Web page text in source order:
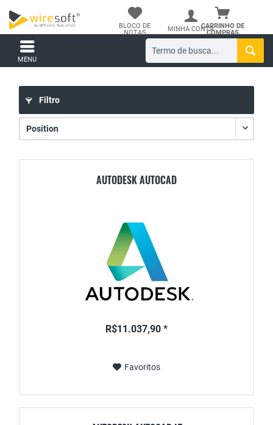
CARRINHO DE
COMPRAS
BLOCO DE
NOTAS
MINHA CONTA
MENU
Filtro
AUTODESK AUTOCAD
R$11.037,90 *
Favoritos